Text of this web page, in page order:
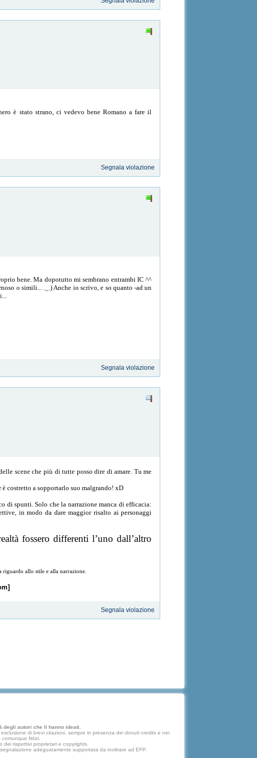
è stato strano, ci vedevo bene Romano a fare il
Segnala violazione
bene. Ma dopotutto mi sembrano entrambi IC ^^
o simili... ._.) Anche io scrivo, e so quanto -ad un
Segnala violazione
scene che più di tutte posso dire di amare. Tu me
costretto a sopportarlo suo malgrando! xD
di spunti. Solo che la narrazione manca di efficacia:
in modo da dare maggior risalto ai personaggi
fossero differenti l’uno dall’altro
allo stile e alla narrazione.
Segnala violazione
degli autori che li hanno ideati.
di brevi citazioni, sempre in presenza dei dovuti credits e nei
comunque fittizi.
dei rispettivi proprietari e copyrights.
adeguatamente supportata da inoltrare ad EFP.